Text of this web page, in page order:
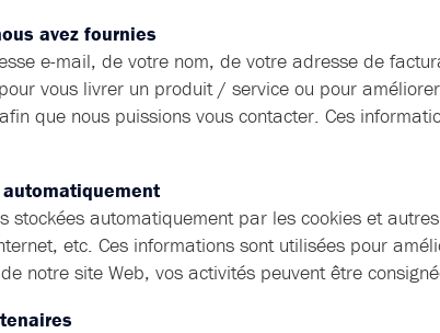
avez fournies
e-mail, de votre nom, de votre adresse de
vous livrer un produit / service ou pour
que nous puissions vous contacter. Ces
stockées automatiquement par les cookies et
etc. Ces informations sont utilisées pour
notre site Web, vos activités peuvent être